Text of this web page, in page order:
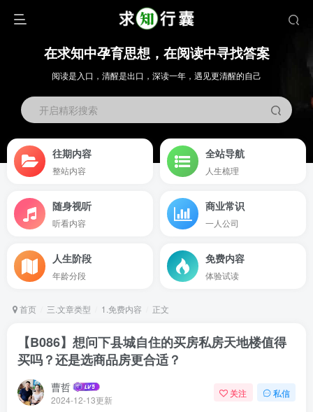
在求知中孕育思想，在阅读中寻找答案
阅读是入口，清醒是出口，深读一年，遇见更清醒的自己
开启精彩搜索
往期内容
整站内容
全站导航
人生梳理
随身视听
听看内容
商业常识
一人公司
人生阶段
年龄分段
免费内容
体验试读
首页 三.文章类型 1.免费内容 正文
【B086】想问下县城自住的买房私房天地楼值得
买吗？还是选商品房更合适？
曹哲
2024-12-13更新
关注 私信